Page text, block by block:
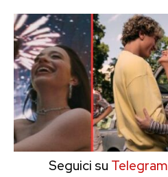
Seguici su Telegram